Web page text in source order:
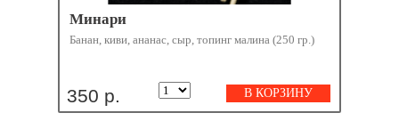
Минари
Банан, киви, ананас, сыр, топинг малина (250 гр.)
350 р. В КОРЗИНУ